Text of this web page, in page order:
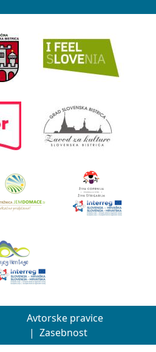
Avtorske pravice
| Zasebnost